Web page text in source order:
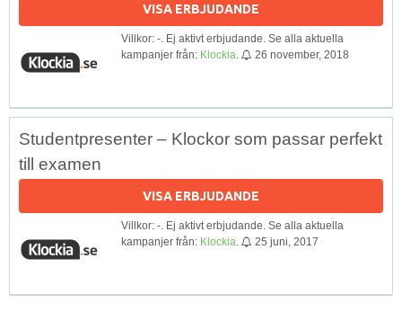
VISA ERBJUDANDE
Villkor: -. Ej aktivt erbjudande. Se alla aktuella
kampanjer från: Klockia 26 november, 2018
Studentpresenter – Klockor som passar perfekt
till examen
VISA ERBJUDANDE
Villkor: -. Ej aktivt erbjudande. Se alla aktuella
kampanjer från: Klockia 25 juni, 2017